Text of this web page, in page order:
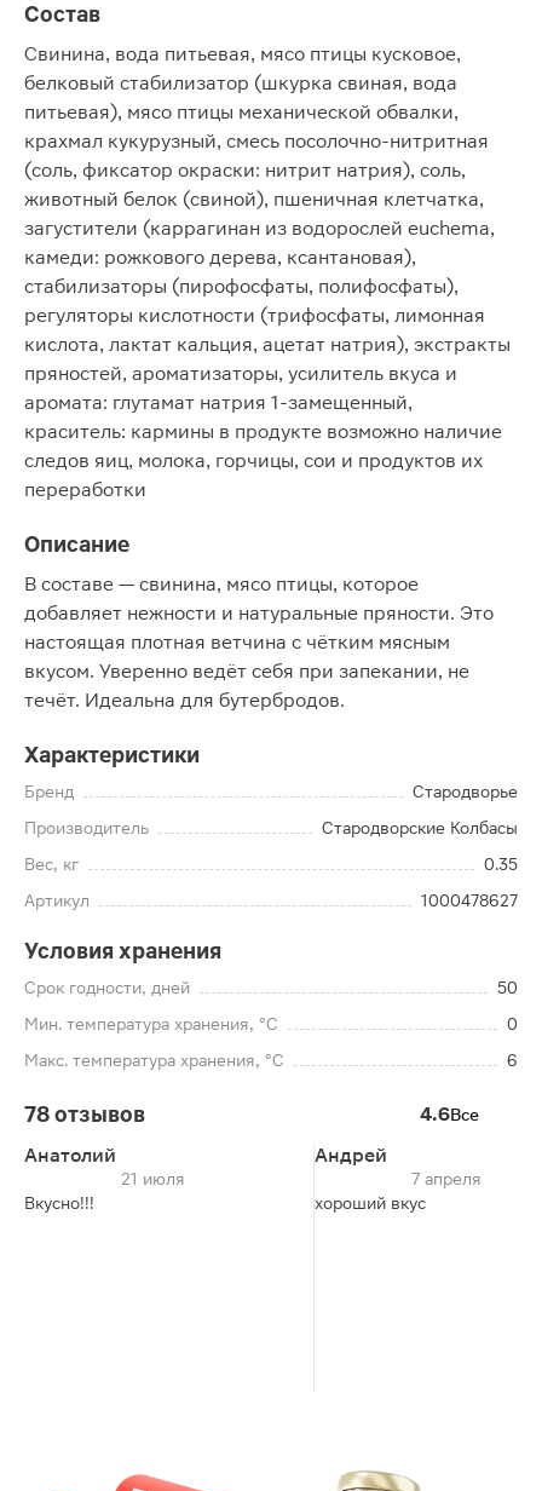
Состав
Свинина, вода питьевая, мясо птицы кусковое,
белковый стабилизатор (шкурка свиная, вода
питьевая), мясо птицы механической обвалки,
крахмал кукурузный, смесь посолочно-нитритная
(соль, фиксатор окраски: нитрит натрия), соль,
животный белок (свиной), пшеничная клетчатка,
загустители (каррагинан из водорослей euchema,
камеди: рожкового дерева, ксантановая),
стабилизаторы (пирофосфаты, полифосфаты),
регуляторы кислотности (трифосфаты, лимонная
кислота, лактат кальция, ацетат натрия), экстракты
пряностей, ароматизаторы, усилитель вкуса и
аромата: глутамат натрия 1-замещенный,
краситель: кармины в продукте возможно наличие
следов яиц, молока, горчицы, сои и продуктов их
переработки
Описание
В составе — свинина, мясо птицы, которое
добавляет нежности и натуральные пряности. Это
настоящая плотная ветчина с чётким мясным
вкусом. Уверенно ведёт себя при запекании, не
течёт. Идеальна для бутербродов.
Характеристики
Бренд
Стародворье
Производитель
Стародворские Колбасы
Вес, кг
0.35
Артикул
1000478627
Условия хранения
Срок годности, дней
50
Мин. температура хранения, °C
0
Макс. температура хранения, °C
6
78 отзывов 4.6Все
Анатолий
21 июля
Вкусно!!!
Андрей
7 апреля
хороший вкус